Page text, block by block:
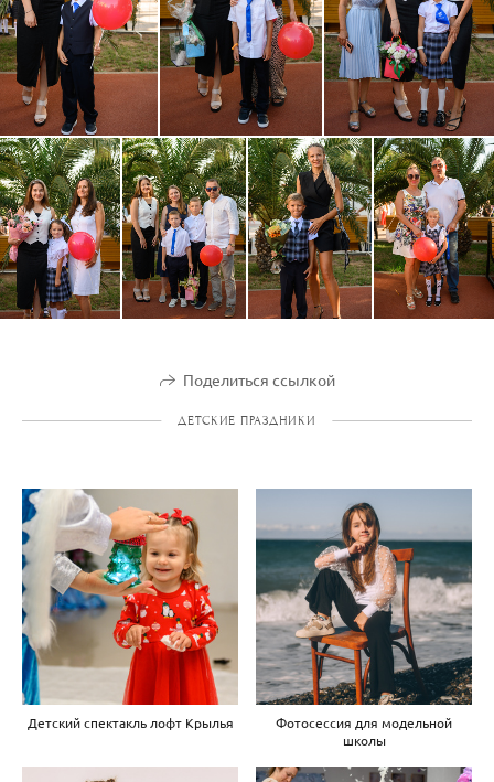
Поделиться ссылкой
ДЕТСКИЕ ПРАЗДНИКИ
Детский спектакль лофт Крылья
Фотосессия для модельной
школы